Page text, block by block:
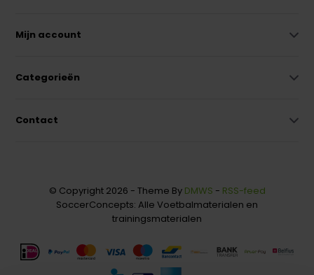
Mijn account
Categorieën
Contact
© Copyright 2026 - Theme By DMWS - RSS-feed
SoccerConcepts: Alle Voetbalmaterialen en
trainingsmaterialen